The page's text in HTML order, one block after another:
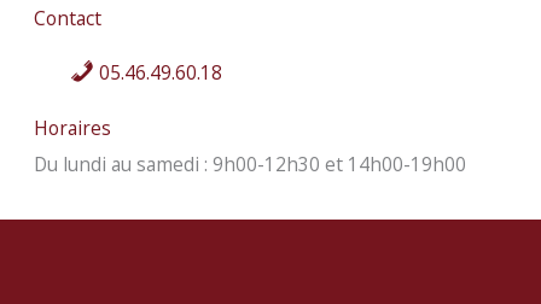
Contact
05.46.49.60.18
Horaires
Du lundi au samedi : 9h00-12h30 et 14h00-19h00